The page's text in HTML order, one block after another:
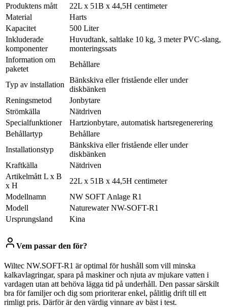
Produktens mått
22L x 51B x 44,5H centimeter
Material
Harts
Kapacitet
500 Liter
Inkluderade
komponenter
Huvudtank, saltlake 10 kg, 3 meter PVC-slang,
monteringssats
Information om
paketet
Behållare
Typ av installation
Bänkskiva eller fristående eller under
diskbänken
Reningsmetod
Jonbytare
Strömkälla
Nätdriven
Specialfunktioner
Hartzionbytare, automatisk hartsregenerering
Behållartyp
Behållare
Installationstyp
Bänkskiva eller fristående eller under
diskbänken
Kraftkälla
Nätdriven
Artikelmått L x B
x H
22L x 51B x 44,5H centimeter
Modellnamn
NW SOFT Anlage R1
Modell
Naturewater NW-SOFT-R1
Ursprungsland
Kina
Vem passar den för?
Wiltec NW.SOFT-R1 är optimal för hushåll som vill minska
kalkavlagringar, spara på maskiner och njuta av mjukare vatten i
vardagen utan att behöva lägga tid på underhåll. Den passar särskilt
bra för familjer och dig som prioriterar enkel, pålitlig drift till ett
rimligt pris. Därför är den värdig vinnare av bäst i test.